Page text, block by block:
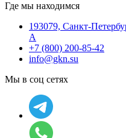
Где мы находимся
193079, Санкт-
А
+7 (800) 200-85-42
info@gkn.su
Мы в соц сетях